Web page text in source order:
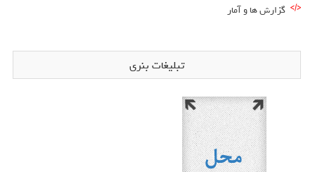
گزارش ها و آمار
تبلیغات بنری